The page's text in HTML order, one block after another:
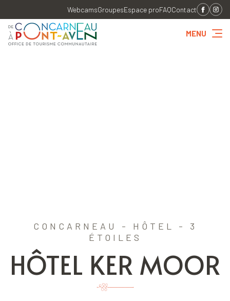
WebcamsGroupesEspace proFAQContact
MENU
CONCARNEAU - HÔTEL - 3
ÉTOILES
HÔTEL KER MOOR